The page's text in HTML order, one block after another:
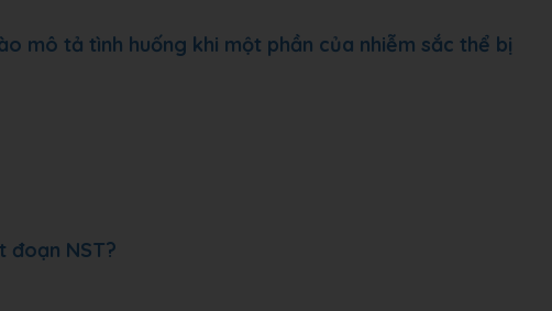
mô tả tình huống khi một phần của nhiễm sắc thể bị
đoạn NST?